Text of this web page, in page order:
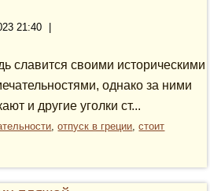
21:40
славится своими историческими
однако за ними
и другие уголки ст...
,отпуск в греции,стоит